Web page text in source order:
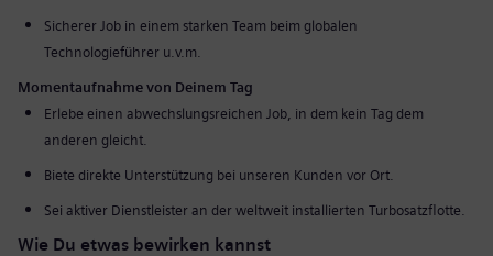
Sicherer Job in einem starken Team beim globalen
Technologieführer u.v.m.
Momentaufnahme von Deinem Tag
Erlebe einen abwechslungsreichen Job, in dem kein Tag dem
anderen gleicht.
Biete direkte Unterstützung bei unseren Kunden vor Ort.
Sei aktiver Dienstleister an der weltweit installierten Turbosatzflotte.
Wie Du etwas bewirken kannst